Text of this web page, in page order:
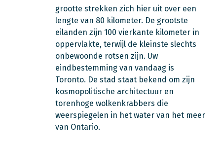
grootte strekken zich hier uit over een
lengte van 80 kilometer. De grootste
eilanden zijn 100 vierkante kilometer in
oppervlakte, terwijl de kleinste slechts
onbewoonde rotsen zijn. Uw
eindbestemming van vandaag is
Toronto. De stad staat bekend om zijn
kosmopolitische architectuur en
torenhoge wolkenkrabbers die
weerspiegelen in het water van het meer
van Ontario.